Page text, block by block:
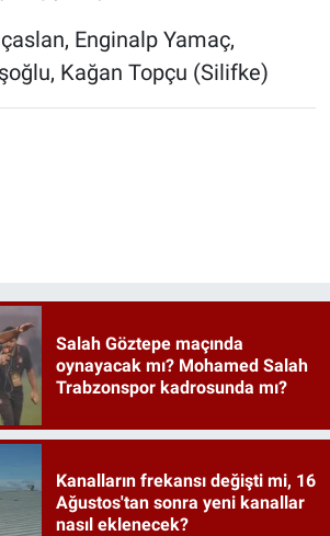
Enginalp Yamaç,
Kağan Topçu (Silifke)
Salah Göztepe maçında
oynayacak mı? Mohamed Salah
Trabzonspor kadrosunda mı?
Kanalların frekansı değişti mi, 16
Ağustos'tan sonra yeni kanallar
nasıl eklenecek?